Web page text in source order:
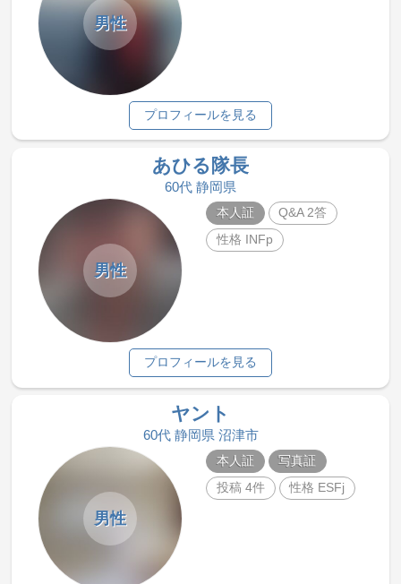
男性
プロフィールを見る
あひる隊長
60代 静岡県
男性
本人証
Q&A 2答
性格 INFp
プロフィールを見る
ヤント
60代 静岡県 沼津市
男性
本人証
写真証
投稿 4件
性格 ESFj